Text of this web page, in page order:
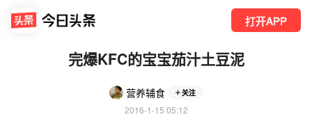
打开APP
完爆KFC的宝宝茄汁土豆泥
营养辅食 关注
2016-1-15 05:12